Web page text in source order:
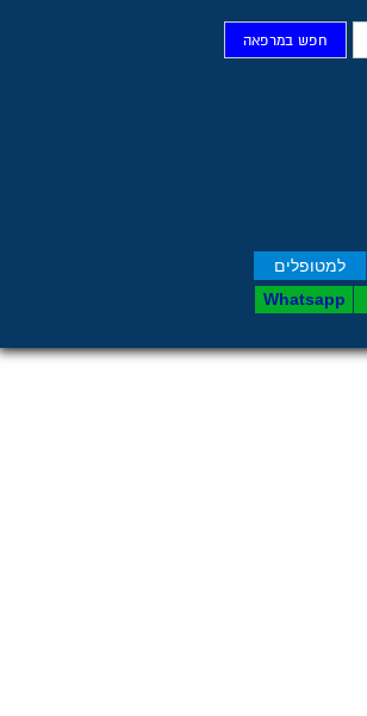
למטופלים
חפש במרפאה
Whatsapp